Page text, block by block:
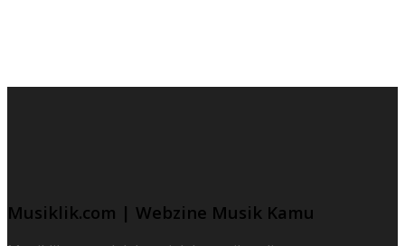
Musiklik.com | Webzine Musik Kamu